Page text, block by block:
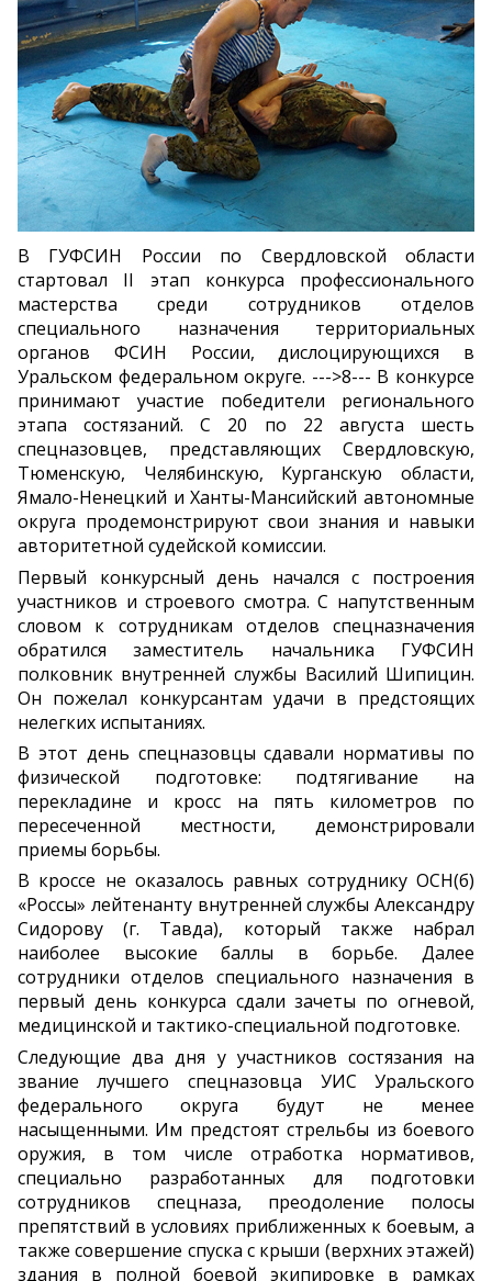
В ГУФСИН России по Свердловской области
стартовал II этап конкурса профессионального
мастерства среди сотрудников отделов
специального назначения территориальных
органов ФСИН России, дислоцирующихся в
Уральском федеральном округе. --->8--- В конкурсе
принимают участие победители регионального
этапа состязаний. С 20 по 22 августа шесть
спецназовцев, представляющих Свердловскую,
Тюменскую, Челябинскую, Курганскую области,
Ямало-Ненецкий и Ханты-Мансийский автономные
округа продемонстрируют свои знания и навыки
авторитетной судейской комиссии.
Первый конкурсный день начался с построения
участников и строевого смотра. С напутственным
словом к сотрудникам отделов спецназначения
обратился заместитель начальника ГУФСИН
полковник внутренней службы Василий Шипицин.
Он пожелал конкурсантам удачи в предстоящих
нелегких испытаниях.
В этот день спецназовцы сдавали нормативы по
физической подготовке: подтягивание на
перекладине и кросс на пять километров по
пересеченной местности, демонстрировали
приемы борьбы.
В кроссе не оказалось равных сотруднику ОСН(б)
«Россы» лейтенанту внутренней службы Александру
Сидорову (г. Тавда), который также набрал
наиболее высокие баллы в борьбе. Далее
сотрудники отделов специального назначения в
первый день конкурса сдали зачеты по огневой,
медицинской и тактико-специальной подготовке.
Следующие два дня у участников состязания на
звание лучшего спецназовца УИС Уральского
федерального округа будут не менее
насыщенными. Им предстоят стрельбы из боевого
оружия, в том числе отработка нормативов,
специально разработанных для подготовки
сотрудников спецназа, преодоление полосы
препятствий в условиях приближенных к боевым, а
также совершение спуска с крыши (верхних этажей)
здания в полной боевой экипировке в рамках